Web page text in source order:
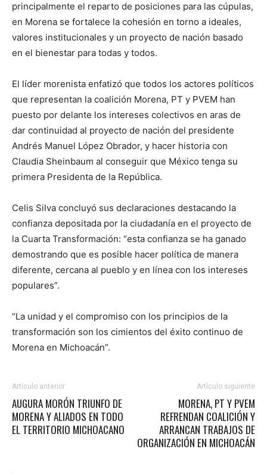
principalmente el reparto de posiciones para las cúpulas,
en Morena se fortalece la cohesión en torno a ideales,
valores institucionales y un proyecto de nación basado
en el bienestar para todas y todos.
El líder morenista enfatizó que todos los actores políticos
que representan la coalición Morena, PT y PVEM han
puesto por delante los intereses colectivos en aras de
dar continuidad al proyecto de nación del presidente
Andrés Manuel López Obrador, y hacer historia con
Claudia Sheinbaum al conseguir que México tenga su
primera Presidenta de la República.
Celis Silva concluyó sus declaraciones destacando la
confianza depositada por la ciudadanía en el proyecto de
la Cuarta Transformación: “esta confianza se ha ganado
demostrando que es posible hacer política de manera
diferente, cercana al pueblo y en línea con los intereses
populares”.
“La unidad y el compromiso con los principios de la
transformación son los cimientos del éxito continuo de
Morena en Michoacán”.
Artículo anterior
AUGURA MORÓN TRIUNFO DE
MORENA Y ALIADOS EN TODO
EL TERRITORIO MICHOACANO
Artículo siguiente
MORENA, PT Y PVEM
REFRENDAN COALICIÓN Y
ARRANCAN TRABAJOS DE
ORGANIZACIÓN EN MICHOACÁN